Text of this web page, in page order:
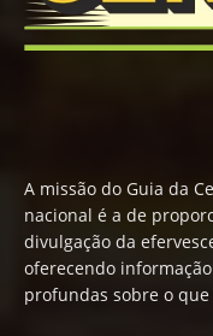
A missão do Guia da
nacional é a de
divulgação da
oferecendo
profundas sobre o